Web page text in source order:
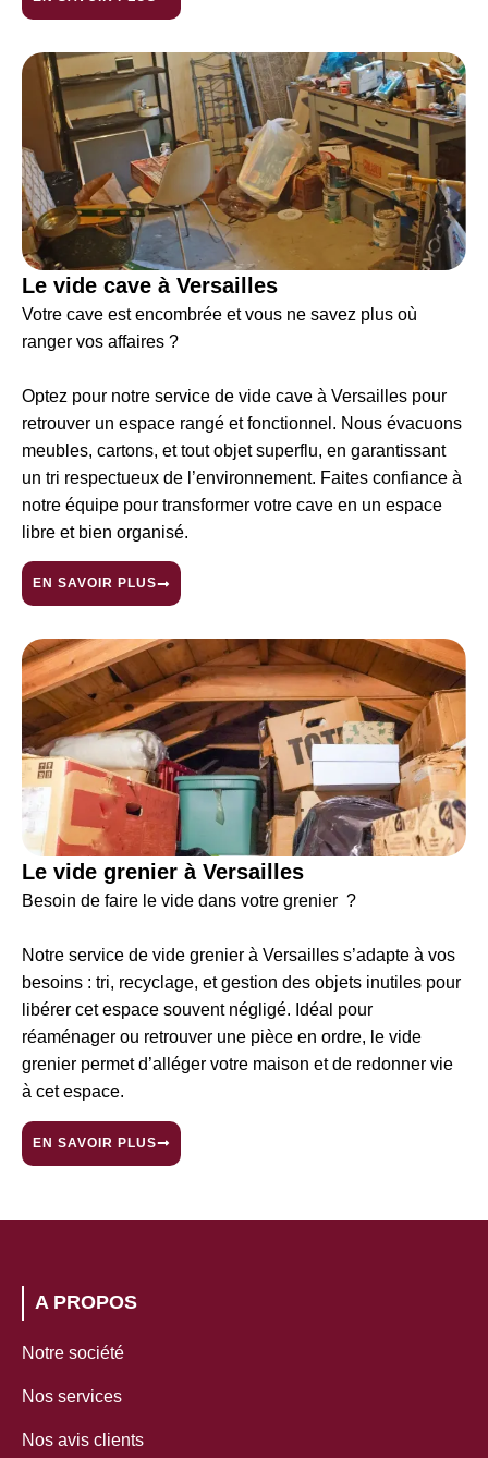
Le vide cave à Versailles
Votre cave est encombrée et vous ne savez plus où
ranger vos affaires ?
Optez pour notre service de vide cave à Versailles pour
retrouver un espace rangé et fonctionnel. Nous évacuons
meubles, cartons, et tout objet superflu, en garantissant
un tri respectueux de l’environnement. Faites confiance à
notre équipe pour transformer votre cave en un espace
libre et bien organisé.
EN SAVOIR PLUS
Le vide grenier à Versailles
Besoin de faire le vide dans votre grenier ?
Notre service de vide grenier à Versailles s’adapte à vos
besoins : tri, recyclage, et gestion des objets inutiles pour
libérer cet espace souvent négligé. Idéal pour
réaménager ou retrouver une pièce en ordre, le vide
grenier permet d’alléger votre maison et de redonner vie
à cet espace.
EN SAVOIR PLUS
A PROPOS
Notre société
Nos services
Nos avis clients